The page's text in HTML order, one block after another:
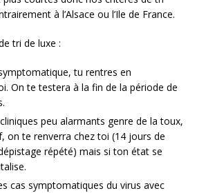
à l’Alsace ou l’Ile de France.
tri de luxe :
tu rentres en
On te testera à la fin de la période de
peu alarmants genre de la toux,
on te renverra chez toi (14 jours de
répété) mais si ton état se
cas symptomatiques du virus avec